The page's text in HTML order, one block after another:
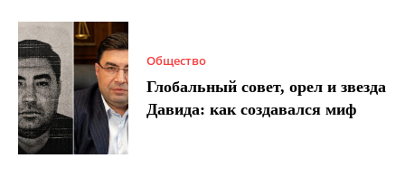
Общество
Глобальный совет, орел и звезда
Давида: как создавался миф